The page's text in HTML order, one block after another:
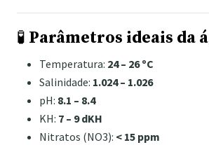
🧪 Parâmetros ideais da
Temperatura: 24 – 26 ºC
Salinidade: 1.024 – 1.026
pH: 8.1 – 8.4
KH: 7 – 9 dKH
Nitratos (NO3): < 15 ppm